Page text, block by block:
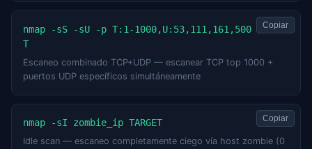
nmap -sS -sU -p T:1-1000,U:53,111,161,500 TARGE
T
Escaneo combinado TCP+UDP — escanear TCP top 1000 +
puertos UDP específicos simultáneamente
Copiar
nmap -sI zombie_ip TARGET
Idle scan — escaneo completamente ciego vía host zombie (0
Copiar